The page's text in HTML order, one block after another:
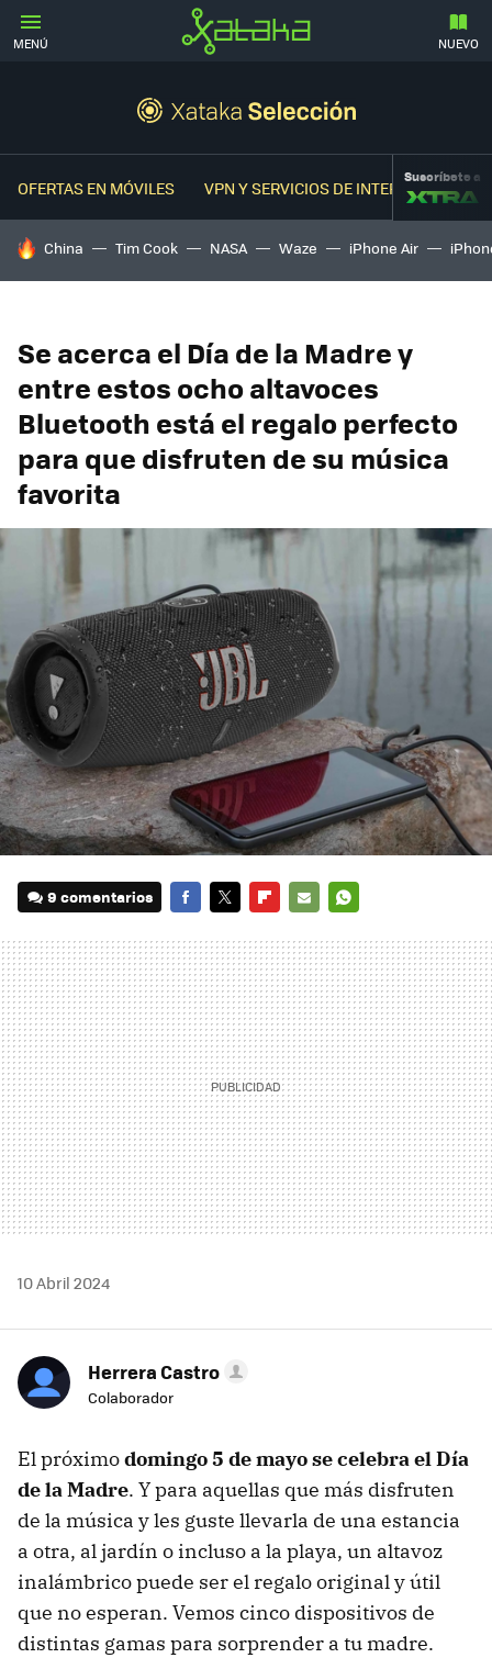
MENÚ NUEVO
OFERTAS EN MÓVILES VPN Y SERVICIOS DE INTERNETSuscríbete a
HOY SE HABLA DE
China Tim Cook NASA Waze iPhone Air
Se acerca el Día de la Madre y
entre estos ocho altavoces
Bluetooth está el regalo perfecto
para que disfruten de su música
favorita
9 comentarios
MAIL
10 Abril 2024
Herrera Castro
Colaborador
El próximodomingo 5 de mayo se celebra el Día
de la Madre. Y para aquellas que más disfruten
de la música y les guste llevarla de una estancia
a otra, al jardín o incluso a la playa, un altavoz
inalámbrico puede ser el regalo original y útil
que no esperan. Vemos cinco dispositivos de
distintas gamas para sorprender a tu madre.